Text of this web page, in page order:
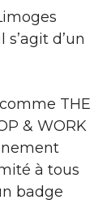
d’un
THE
& WORK
à tous
badge